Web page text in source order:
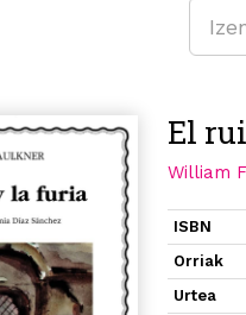
El
William
ISBN
Orriak
Urtea